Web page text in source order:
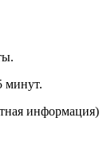
минут.
информация)